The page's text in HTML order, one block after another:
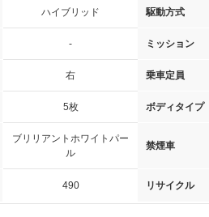
ハイブリッド 駆動方式
- ミッション
右 乗車定員
5枚 ボディタイプ
ブリリアントホワイトパー
ル
禁煙車
490 リサイクル